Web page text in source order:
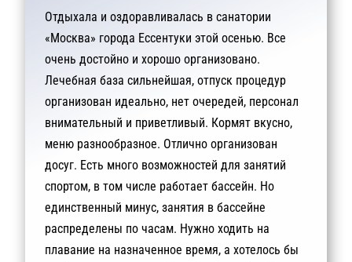
Отдыхала и оздоравливалась в санатории
«Москва» города Ессентуки этой осенью. Все
очень достойно и хорошо организовано.
Лечебная база сильнейшая, отпуск процедур
организован идеально, нет очередей, персонал
внимательный и приветливый. Кормят вкусно,
меню разнообразное. Отлично организован
досуг. Есть много возможностей для занятий
спортом, в том числе работает бассейн. Но
единственный минус, занятия в бассейне
распределены по часам. Нужно ходить на
плавание на назначенное время, а хотелось бы